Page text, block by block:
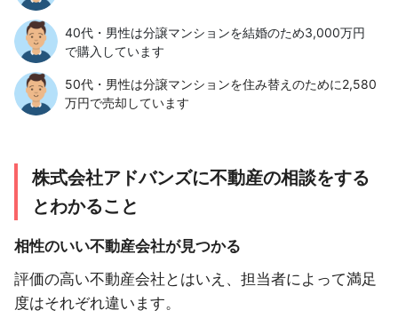
40代・男性は分譲マンションを結婚のため3,000万円
で購入しています
50代・男性は分譲マンションを住み替えのために2,580
万円で売却しています
株式会社アドバンズに不動産の相談をする
とわかること
相性のいい不動産会社が見つかる
評価の高い不動産会社とはいえ、担当者によって満足
度はそれぞれ違います。